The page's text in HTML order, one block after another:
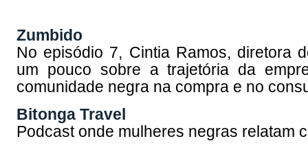
Zumbido
No episódio 7, Cintia Ramos, diretora
um pouco sobre a trajetória da
comunidade negra na compra e no
Bitonga Travel
Podcast onde mulheres negras relatam